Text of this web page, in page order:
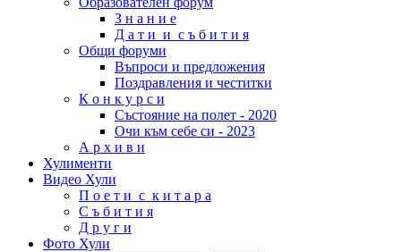
З н а н и е
Д а т и и с ъ б и т и я
Общи форуми
Въпроси и предложения
Поздравления и честитки
К о н к у р с и
Състояние на полет - 2020
Очи към себе си - 2023
А р х и в и
Хулименти
Видео Хули
П о е т и с к и т а р а
С ъ б и т и я
Д р у г и
Фото Хули